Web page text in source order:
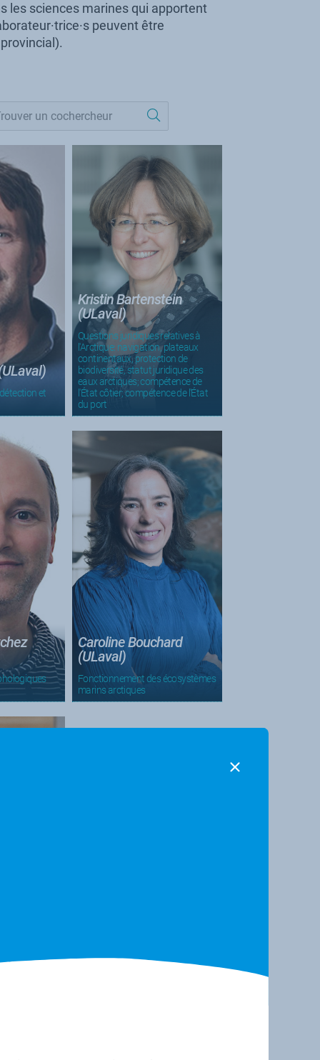
les sciences marines qui apportent
peuvent être
et
Kristin Bartenstein
(ULaval)
Questions juridiques relatives à
l'Arctique: navigation, plateaux
continentaux, protection de
biodiversité, statut juridique des
eaux arctiques; compétence de
l'État côtier; compétence de l'État
du port
Caroline Bouchard
(ULaval)
Fonctionnement des écosystèmes
marins arctiques
des
Acoustique marine,